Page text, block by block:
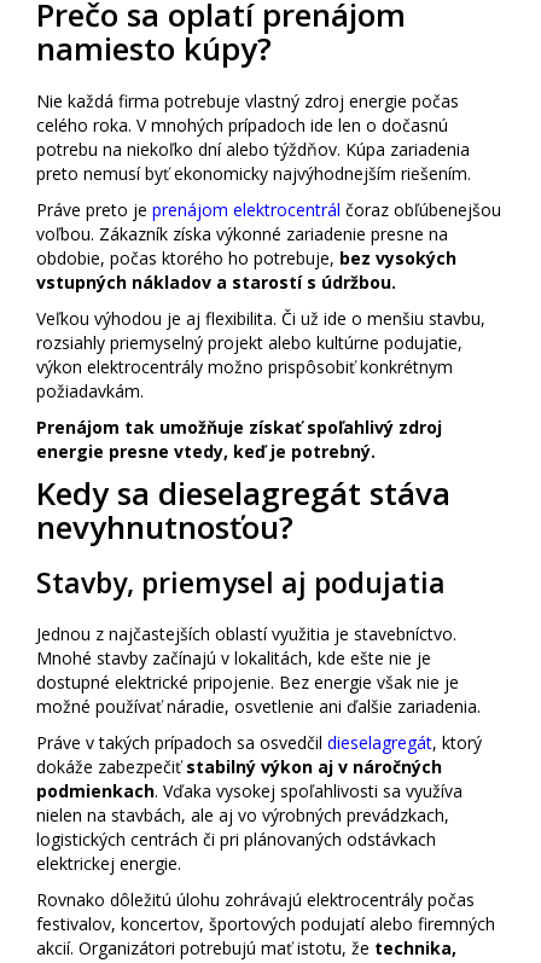
Prečo sa oplatí prenájom
namiesto kúpy?
Nie každá firma potrebuje vlastný zdroj energie počas
celého roka. V mnohých prípadoch ide len o dočasnú
potrebu na niekoľko dní alebo týždňov. Kúpa zariadenia
preto nemusí byť ekonomicky najvýhodnejším riešením.
Práve preto je prenájom elektrocentrál čoraz obľúbenejšou
voľbou. Zákazník získa výkonné zariadenie presne na
obdobie, počas ktorého ho potrebuje, bez vysokých
vstupných nákladov a starostí s údržbou.
Veľkou výhodou je aj flexibilita. Či už ide o menšiu stavbu,
rozsiahly priemyselný projekt alebo kultúrne podujatie,
výkon elektrocentrály možno prispôsobiť konkrétnym
požiadavkám.
Prenájom tak umožňuje získať spoľahlivý zdroj
energie presne vtedy, keď je potrebný.
Kedy sa dieselagregát stáva
nevyhnutnosťou?
Stavby, priemysel aj podujatia
Jednou z najčastejších oblastí využitia je stavebníctvo.
Mnohé stavby začínajú v lokalitách, kde ešte nie je
dostupné elektrické pripojenie. Bez energie však nie je
možné používať náradie, osvetlenie ani ďalšie zariadenia.
Práve v takých prípadoch sa osvedčil dieselagregát, ktorý
dokáže zabezpečiťstabilný výkon aj v náročných
podmienkach. Vďaka vysokej spoľahlivosti sa využíva
nielen na stavbách, ale aj vo výrobných prevádzkach,
logistických centrách či pri plánovaných odstávkach
elektrickej energie.
Rovnako dôležitú úlohu zohrávajú elektrocentrály počas
festivalov, koncertov, športových podujatí alebo firemných
akcií. Organizátori potrebujú mať istotu, že technika,